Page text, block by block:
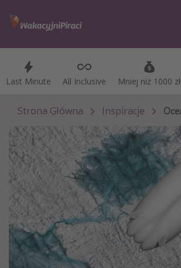
Last Minute All Inclusive Mniej niż 1000 zł
Last Minute All Inclusive Mniej niż 1000 zł
Kategorie
Loty
Hotele
Wakacje
Rejsy
Kierunki
Grecja
Turcja
Egipt
Strona Główna Inspiracje